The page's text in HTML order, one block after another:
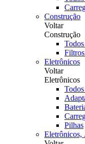
Construção
Voltar
Construção
Eletrônicos
Voltar
Eletrônicos
Pilhas